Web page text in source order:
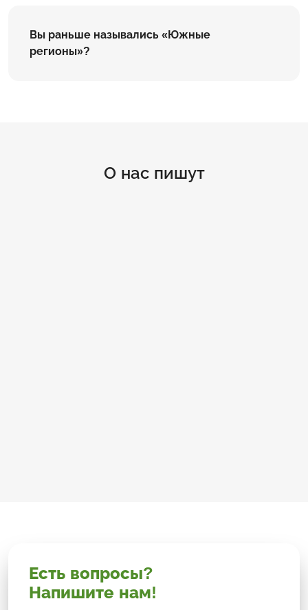
Вы раньше назывались «Южные
регионы»?
О нас пишут
Есть вопросы?
Напишите нам!